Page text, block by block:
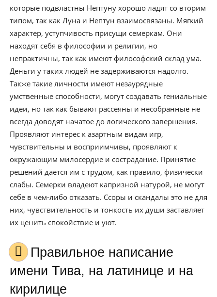
которые подвластны Нептуну хорошо ладят со вторим
типом, так как Луна и Нептун взаимосвязаны. Мягкий
характер, уступчивость присущи семеркам. Они
находят себя в философии и религии, но
непрактичны, так как имеют философский склад ума.
Деньги у таких людей не задерживаются надолго.
Также такие личности имеют незаурядные
умственные способности, могут создавать гениальные
идеи, но так как бывают рассеяны и несобранные не
всегда доводят начатое до логического завершения.
Проявляют интерес к азартным видам игр,
чувствительны и восприимчивы, проявляют к
окружающим милосердие и сострадание. Принятие
решений дается им с трудом, как правило, физически
слабы. Семерки владеют капризной натурой, не могут
себе в чем-либо отказать. Ссоры и скандалы это не для
них, чувствительность и тонкость их души заставляет
их ценить спокойствие и уют.
Правильное написание
имени Тива, на латинице и на
кирилице